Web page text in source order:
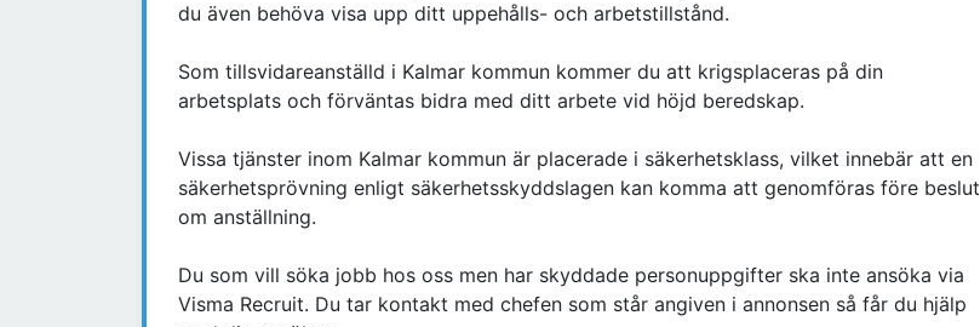
du även behöva visa upp ditt uppehålls- och arbetstillstånd.
Som tillsvidareanställd i Kalmar kommun kommer du att krigsplaceras på din
arbetsplats och förväntas bidra med ditt arbete vid höjd beredskap.
Vissa tjänster inom Kalmar kommun är placerade i säkerhetsklass, vilket innebär att en
säkerhetsprövning enligt säkerhetsskyddslagen kan komma att genomföras före beslut
om anställning.
Du som vill söka jobb hos oss men har skyddade personuppgifter ska inte ansöka via
Visma Recruit. Du tar kontakt med chefen som står angiven i annonsen så får du hjälp